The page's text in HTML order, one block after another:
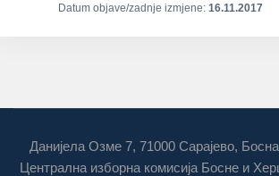
Datum objave/zadnje izmjene: 16.11.2017
Данијела Озме 7, 71000 Сарајево,
Централна изборна комисија Босне и